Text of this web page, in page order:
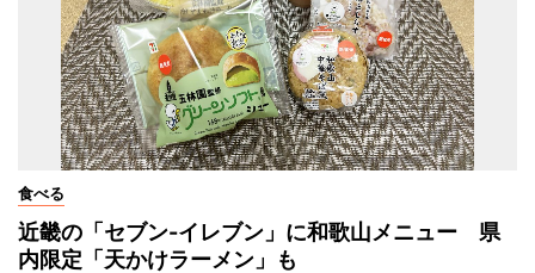
食べる
近畿の「セブン-イレブン」に和歌山メニュー 県
内限定「天かけラーメン」も